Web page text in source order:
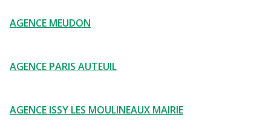
AGENCE MEUDON
AGENCE PARIS AUTEUIL
AGENCE ISSY LES MOULINEAUX MAIRIE